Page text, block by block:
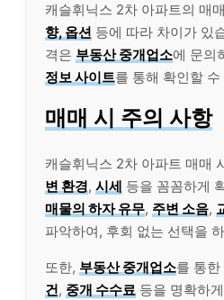
캐슬휘닉스 2차 아파트의 매
향, 옵션 등에 따라 차이가 있
격은 부동산 중개업소에 문의
정보 사이트를 통해 확인할
매매 시 주의 사항
캐슬휘닉스 2차 아파트 매매
변 환경, 시세 등을 꼼꼼하게
매물의 하자 유무, 주변 소음,
파악하여, 후회 없는 선택을
또한, 부동산 중개업소를 통
건, 중개 수수료 등을 명확하